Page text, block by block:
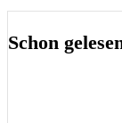
Schon